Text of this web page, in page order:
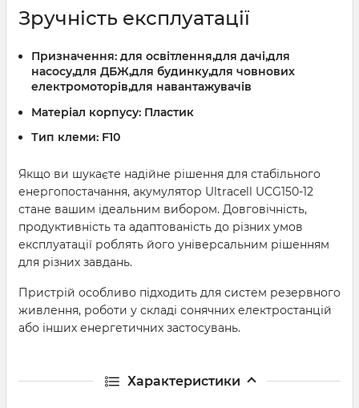
Зручність експлуатації
Призначення: для освітлення,для дачі,для
насосу,для ДБЖ,для будинку,для човнових
електромоторів,для навантажувачів
Матеріал корпусу: Пластик
Тип клеми: F10
Якщо ви шукаєте надійне рішення для стабільного
енергопостачання, акумулятор Ultracell UCG150-12
стане вашим ідеальним вибором. Довговічність,
продуктивність та адаптованість до різних умов
експлуатації роблять його універсальним рішенням
для різних завдань.
Пристрій особливо підходить для систем резервного
живлення, роботи у складі сонячних електростанцій
або інших енергетичних застосувань.
Характеристики